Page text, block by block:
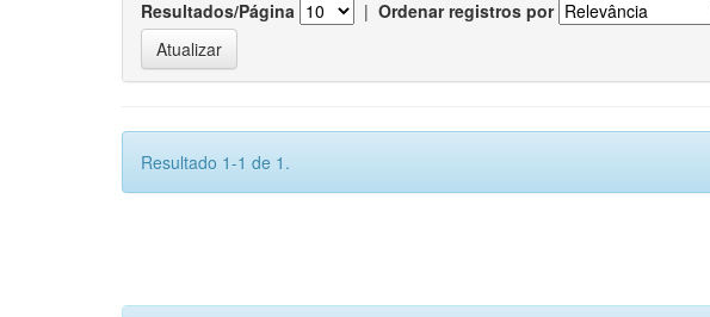
Resultados/Página | Ordenar registros por
Resultado 1-1 de 1.